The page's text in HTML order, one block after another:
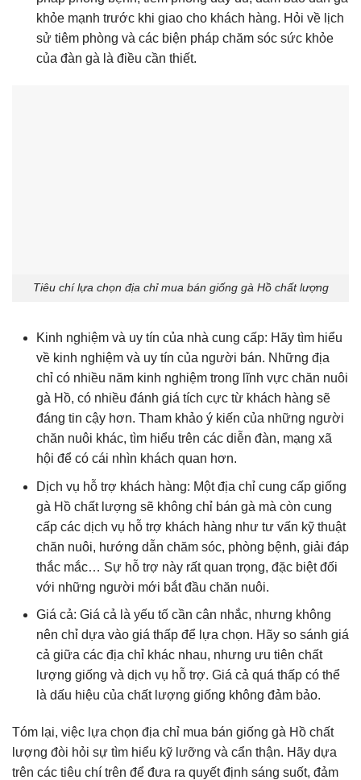
khỏe mạnh trước khi giao cho khách hàng. Hỏi về lịch
sử tiêm phòng và các biện pháp chăm sóc sức khỏe
của đàn gà là điều cần thiết.
Tiêu chí lựa chọn địa chỉ mua bán giống gà Hồ chất lượng
Kinh nghiệm và uy tín của nhà cung cấp: Hãy tìm hiểu
về kinh nghiệm và uy tín của người bán. Những địa
chỉ có nhiều năm kinh nghiệm trong lĩnh vực chăn nuôi
gà Hồ, có nhiều đánh giá tích cực từ khách hàng sẽ
đáng tin cậy hơn. Tham khảo ý kiến của những người
chăn nuôi khác, tìm hiểu trên các diễn đàn, mạng xã
hội để có cái nhìn khách quan hơn.
Dịch vụ hỗ trợ khách hàng: Một địa chỉ cung cấp giống
gà Hồ chất lượng sẽ không chỉ bán gà mà còn cung
cấp các dịch vụ hỗ trợ khách hàng như tư vấn kỹ thuật
chăn nuôi, hướng dẫn chăm sóc, phòng bệnh, giải đáp
thắc mắc… Sự hỗ trợ này rất quan trọng, đặc biệt đối
với những người mới bắt đầu chăn nuôi.
Giá cả: Giá cả là yếu tố cần cân nhắc, nhưng không
nên chỉ dựa vào giá thấp để lựa chọn. Hãy so sánh giá
cả giữa các địa chỉ khác nhau, nhưng ưu tiên chất
lượng giống và dịch vụ hỗ trợ. Giá cả quá thấp có thể
là dấu hiệu của chất lượng giống không đảm bảo.
Tóm lại, việc lựa chọn địa chỉ mua bán giống gà Hồ chất
lượng đòi hỏi sự tìm hiểu kỹ lưỡng và cẩn thận. Hãy dựa
trên các tiêu chí trên để đưa ra quyết định sáng suốt, đảm